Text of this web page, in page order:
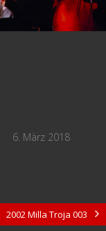
6. März 2018
2002 Milla Troja 003